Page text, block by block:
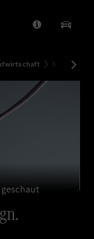
Anbieter/
Materialien